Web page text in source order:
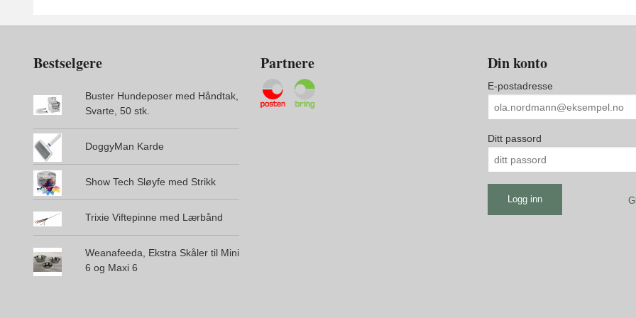
Bestselgere
Buster Hundeposer med Håndtak,
Svarte, 50 stk.
DoggyMan Karde
Show Tech Sløyfe med Strikk
Trixie Viftepinne med Lærbånd
Weanafeeda, Ekstra Skåler til Mini
6 og Maxi 6
Partnere Din konto
E-postadresse
Ditt passord